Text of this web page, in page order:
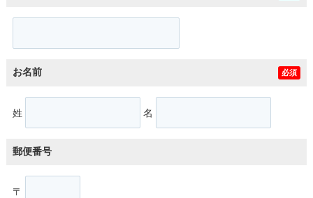
お名前 必須
姓 名
郵便番号
〒